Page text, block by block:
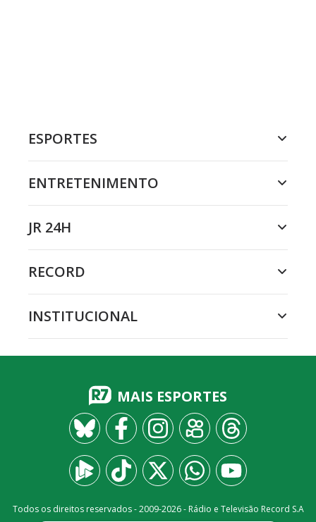
ESPORTES
ENTRETENIMENTO
JR 24H
RECORD
INSTITUCIONAL
MAIS ESPORTES
Todos os direitos reservados - 2009-2026- Rádio e Televisão Record S.A